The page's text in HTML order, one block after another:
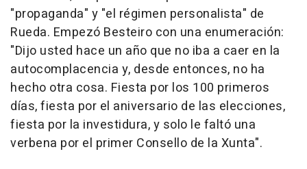
"propaganda" y "el régimen personalista" de
Rueda. Empezó Besteiro con una enumeración:
"Dijo usted hace un año que no iba a caer en la
autocomplacencia y, desde entonces, no ha
hecho otra cosa. Fiesta por los 100 primeros
días, fiesta por el aniversario de las elecciones,
fiesta por la investidura, y solo le faltó una
verbena por el primer Consello de la Xunta".